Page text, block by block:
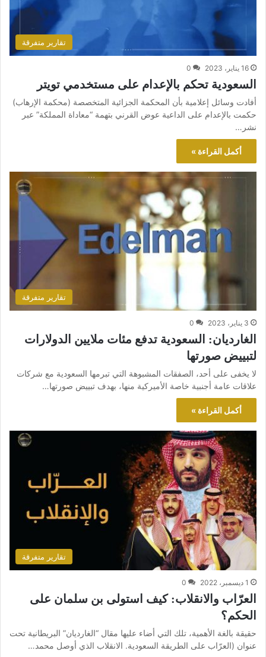
تقارير متفرقة
16 يناير، 2023 0
السعودية تحكم بالإعدام على مستخدمي تويتر
أفادت وسائل إعلامية بأن المحكمة الجزائية المتخصصة (محكمة الإرهاب)
حكمت بالإعدام على الداعية عوض القرني بتهمة “معاداة المملكة” عبر
نشر…
أكمل القراءة »
تقارير متفرقة
3 يناير، 2023 0
الغارديان: السعودية تدفع مئات ملايين الدولارات
لتبييض صورتها
لا يخفى على أحد، الصفقات المشبوهة التي تبرمها السعودية مع شركات
علاقات عامة أجنبية خاصة الأميركية منها، بهدف تبييض صورتها…
أكمل القراءة »
تقارير متفرقة
1 ديسمبر، 2022 0
العرّاب والانقلاب: كيف استولى بن سلمان على
الحكم؟
حقيقة بالغة الأهمية، تلك التي أضاء عليها مقال “الغارديان” البريطانية تحت
عنوان (العرّاب على الطريقة السعودية. الانقلاب الذي أوصل محمد…